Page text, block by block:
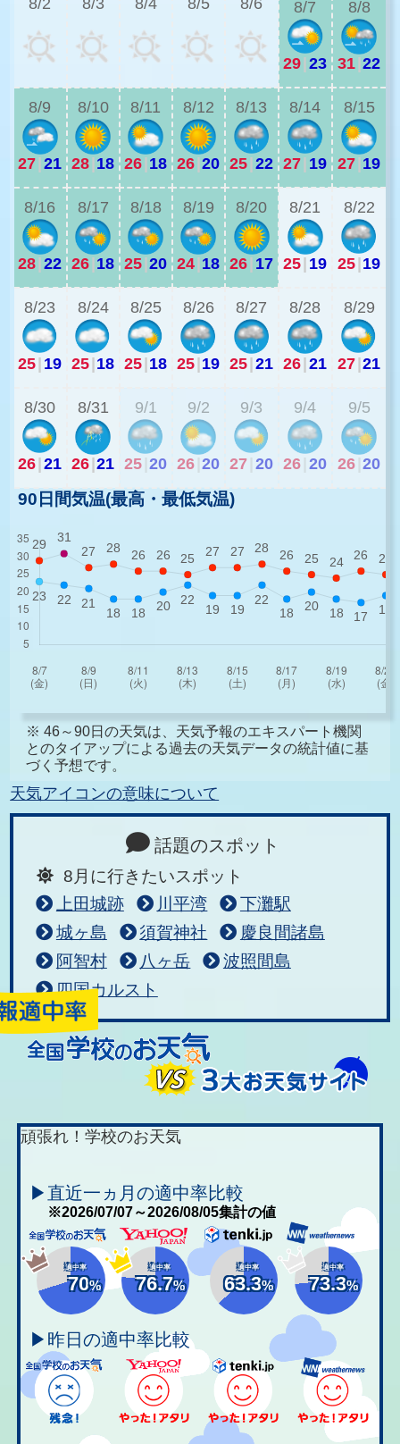
8/2 8/3 8/4 8/5 8/6 8/7
29|23
8/8
31|22
8/9
27|21
8/10
28|18
8/11
26|18
8/12
26|20
8/13
25|22
8/14
27| 19
8/15
27|19
8/16
28|22
8/17
26|18
8/18
25|20
8/19
24|18
8/20
26| 17
8/21
25| 19
8/22
25|19
8/23
25| 19
8/24
25|18
8/25
25|18
8/26
25|19
8/27
25|21
8/28
26|21
8/29
27|21
8/30
26|21
8/31
26|21
9/1
25 20
9/2
26 20
9/3
27 20
9/4
26 20
9/5
26 20
90日間気温(最高・最低気温)
※ 46～90日の天気は、天気予報のエキスパート機関
とのタイアップによる過去の天気データの統計値に基
づく予想です。
天気アイコンの意味について
話題のスポット
8月に行きたいスポット
上田城跡
川平湾
下灘駅
城ヶ島
須賀神社
慶良間諸島
阿智村
八ヶ岳
波照間島
四国カルスト
頑張れ！学校のお天気
▶直近一ヵ月の適中率比較
※2026/07/07～2026/08/05集計の値
適中率
70%
適中率
76.7%
適中率
63.3%
適中率
73.3%
▶昨日の適中率比較